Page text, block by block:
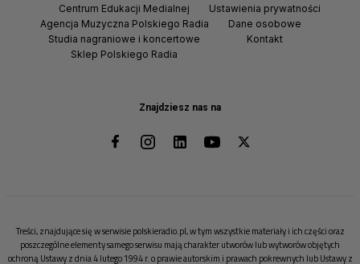
Znajdziesz nas na
Centrum Edukacji Medialnej
Agencja Muzyczna Polskiego Radia
Studia nagraniowe i koncertowe
Sklep Polskiego Radia
Ustawienia prywatności
Dane osobowe
Kontakt
Treści, znajdujące się w serwisie polskieradio.pl, w tym wszystkie materiały i ich części oraz
poszczególne elementy samego serwisu mają charakter utworów lub wytworów objętych
ochroną Ustawy z dnia 4 lutego 1994 r. o prawie autorskim i prawach pokrewnych lub Ustawy z